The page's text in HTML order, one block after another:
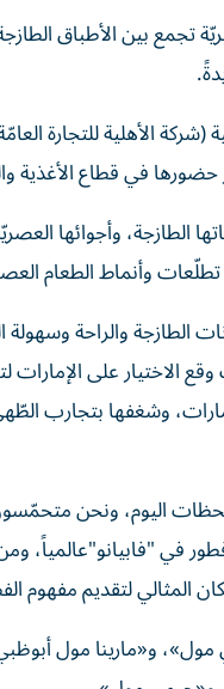
بين الأطباق
في قطاع الأغذية
الطازجة، وأجوائها
وأنماط الطعام
والراحة
على الإمارات
وشغفها بتجارب
اليوم، ونحن
في "فابيانو"عالمياً،
المثالي لتقديم مفهوم
مول»، و«مارينا مول